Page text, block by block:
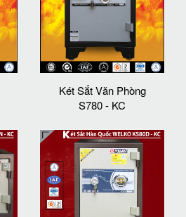
Két Sắt Văn Phòng
S780 - KC